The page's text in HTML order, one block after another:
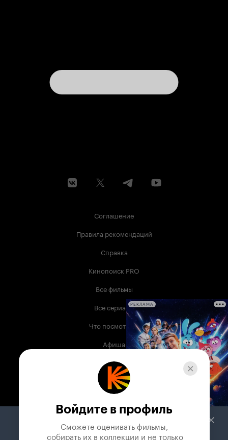
Соглашение
Правила рекомендаций
Справка
Кинопоиск PRO
Все фильмы
Все сериалы
Что посмотреть
Афиша
Музыка
Телепрограмма
Служба поддержки
РЕКЛАМА
Войдите в профиль
Сможете оценивать фильмы,
собирать их в коллекции и не только